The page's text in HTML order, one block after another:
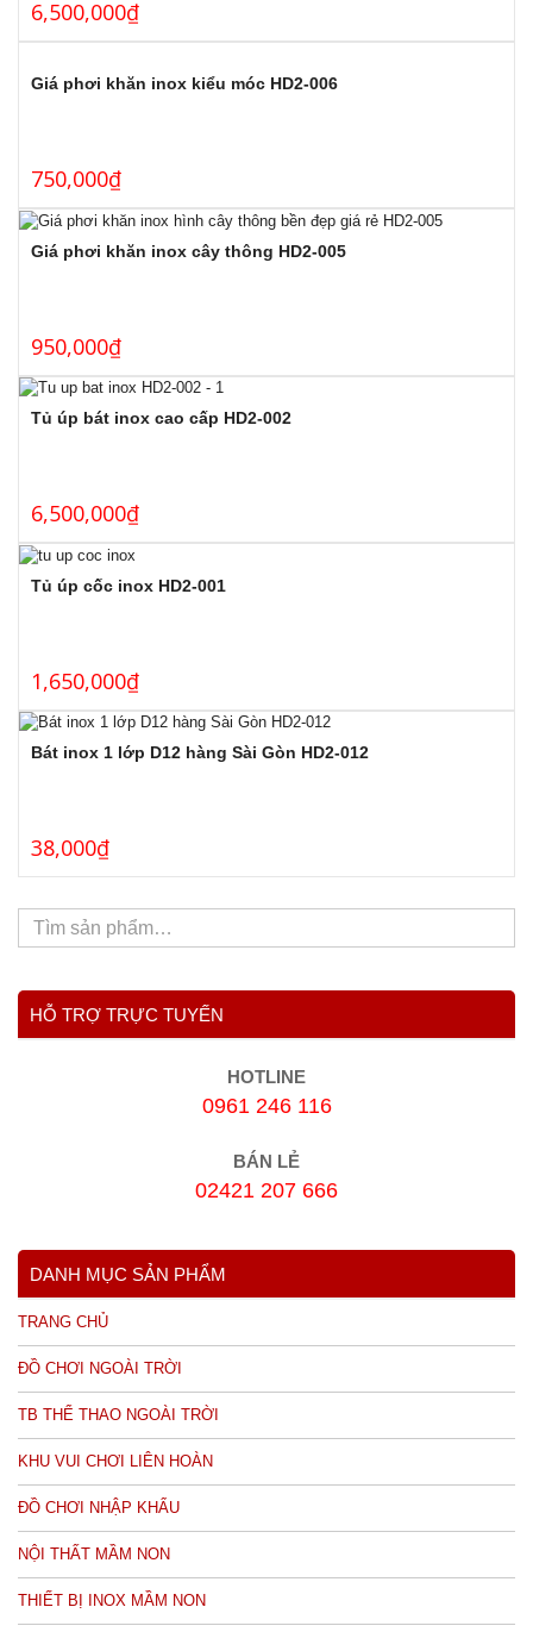
6,500,000₫
Giá phơi khăn inox kiểu móc HD2-006
750,000₫
Giá phơi khăn inox cây thông HD2-005
950,000₫
Tủ úp bát inox cao cấp HD2-002
6,500,000₫
Tủ úp cốc inox HD2-001
1,650,000₫
Bát inox 1 lớp D12 hàng Sài Gòn HD2-012
38,000₫
HỖ TRỢ TRỰC TUYẾN
HOTLINE
0961 246 116
BÁN LẺ
02421 207 666
DANH MỤC SẢN PHẨM
TRANG CHỦ
ĐỒ CHƠI NGOÀI TRỜI
TB THỂ THAO NGOÀI TRỜI
KHU VUI CHƠI LIÊN HOÀN
ĐỒ CHƠI NHẬP KHẨU
NỘI THẤT MẦM NON
THIẾT BỊ INOX MẦM NON